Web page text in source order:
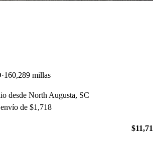
160,289 millas
desde North Augusta, SC
de $1,718